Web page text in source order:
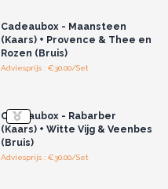
Cadeaubox - Maansteen
(Kaars) + Provence & Thee en
Rozen (Bruis)
Adviesprijs : €30.00/Set
Cadeaubox - Rabarber
(Kaars) + Witte Vijg & Veenbes
(Bruis)
Adviesprijs : €30.00/Set